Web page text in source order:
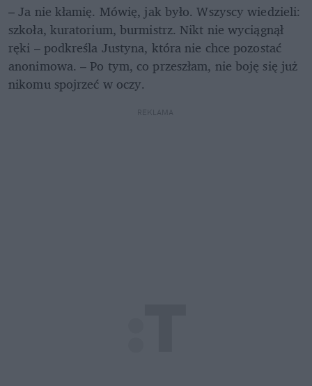
– Ja nie kłamię. Mówię, jak było. Wszyscy wiedzieli:
szkoła, kuratorium, burmistrz. Nikt nie wyciągnął
ręki – podkreśla Justyna, która nie chce pozostać
anonimowa. – Po tym, co przeszłam, nie boję się już
nikomu spojrzeć w oczy.
REKLAMA